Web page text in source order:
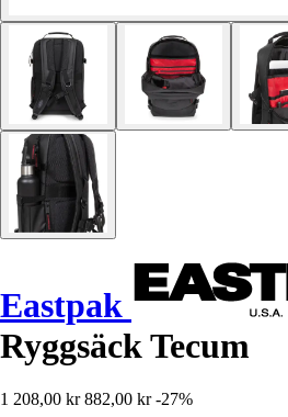
Eastpak
Ryggsäck Tecum
1 208,00 kr 882,00 kr -27%